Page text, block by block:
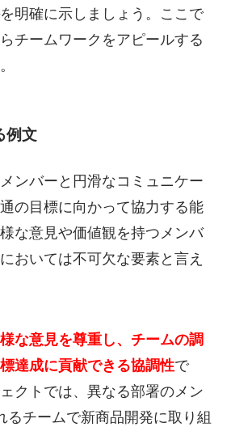
を明確に示しましょう。ここで
チームワークをアピールする
例文
ンバーと円滑なコミュニケー
の目標に向かって協力する能
な意見や価値観を持つメンバ
おいては不可欠な要素と言え
な意見を尊重し、チームの調
達成に貢献できる協調性で
クトでは、異なる部署のメン
るチームで新商品開発に取り組